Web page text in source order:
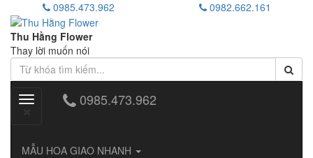
0985.473.962 0982.662.161
Thu Hằng Flower
Thay lời muốn nói
Toggle
0985.473.962
MẪU HOA GIAO NHANH